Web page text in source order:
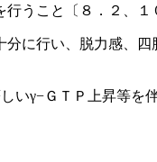
うこと〔８．２、１
に行い、脱力感、
γ−ＧＴＰ上昇等を